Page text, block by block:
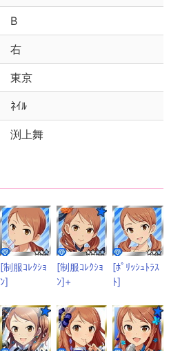
B
右
東京
ﾈｲﾙ
渕上舞
[制服ｺﾚｸｼｮ
ﾝ]
[制服ｺﾚｸｼｮ
ﾝ]+
[ﾎﾟﾘｯｼｭﾄﾗｽ
ﾄ]